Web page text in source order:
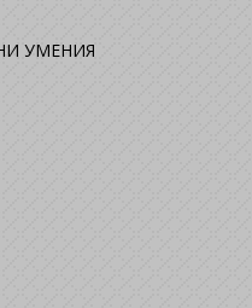
УМЕНИЯ